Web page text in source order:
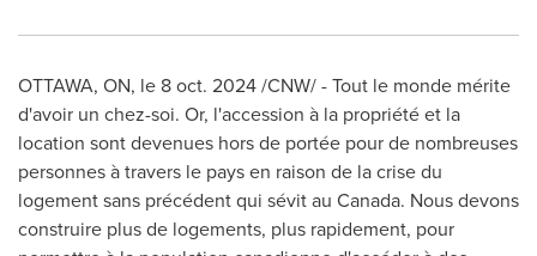
OTTAWA, ON, le 8 oct. 2024/CNW/ - Tout le monde mérite
d'avoir un chez-soi. Or, l'accession à la propriété et la
location sont devenues hors de portée pour de nombreuses
personnes à travers le pays en raison de la crise du
logement sans précédent qui sévit au Canada. Nous devons
construire plus de logements, plus rapidement, pour